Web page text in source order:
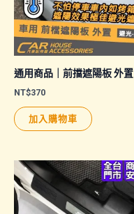
通用商品｜前擋遮陽板 外置
NT$370
加入購物車